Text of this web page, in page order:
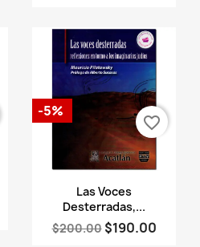
Vista rápida
Las Voces
Desterradas,...
$200.00 $190.00
-5%
favorite_border